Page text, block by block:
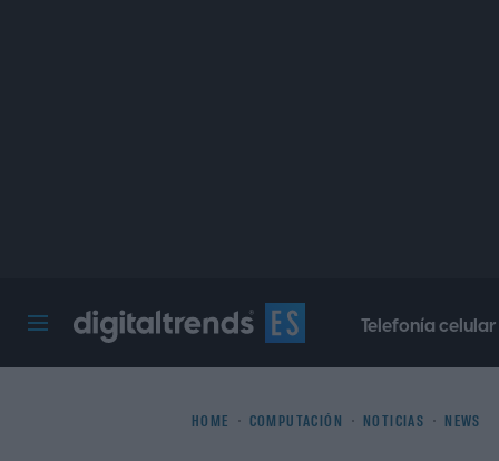
Telefonía celular
HOME COMPUTACIÓN NOTICIAS NEWS